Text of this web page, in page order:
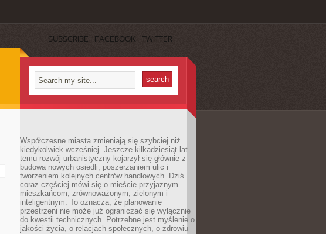
SUBSCRIBE FACEBOOK TWITTER
Współczesne miasta zmieniają się szybciej niż
kiedykolwiek wcześniej. Jeszcze kilkadziesiąt lat
temu rozwój urbanistyczny kojarzył się głównie z
budową nowych osiedli, poszerzaniem ulic i
tworzeniem kolejnych centrów handlowych. Dziś
coraz częściej mówi się o mieście przyjaznym
mieszkańcom, zrównoważonym, zielonym i
inteligentnym. To oznacza, że planowanie
przestrzeni nie może już ograniczać się wyłącznie
do kwestii technicznych. Potrzebne jest myślenie o
jakości życia, o relacjach społecznych, o zdrowiu